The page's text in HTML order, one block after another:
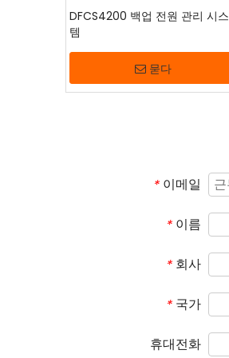
DFCS4200 백업 전원 관리 시스
템
묻다
* 이메일
* 이름
* 회사
* 국가
휴대전화